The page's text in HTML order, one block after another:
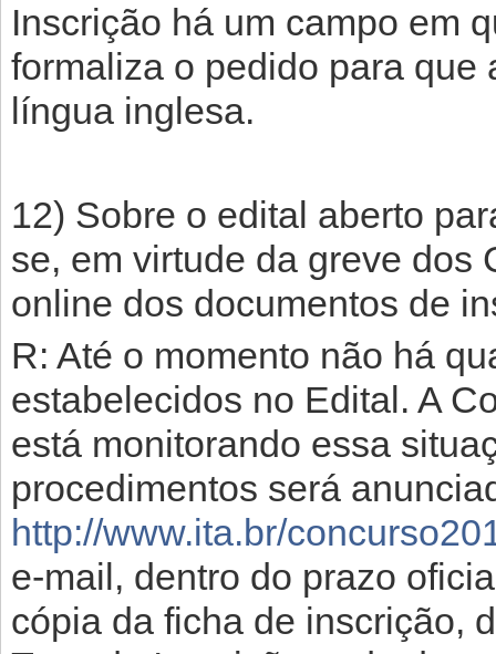
Inscrição há um campo em
formaliza o pedido para que
língua inglesa.
12) Sobre o edital aberto
se, em virtude da greve dos
online dos documentos de
R: Até o momento não há
estabelecidos no Edital. A
está monitorando essa
procedimentos será
http://www.ita.br/
e-mail, dentro do prazo
cópia da ficha de inscrição,